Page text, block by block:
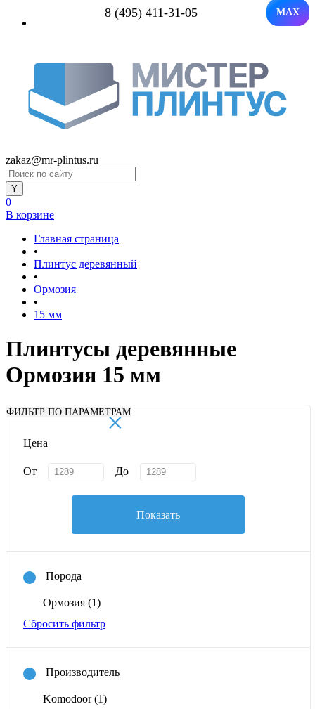
8 (495) 411-31-05 MAX
zakaz@mr-plintus.ru
0
В корзине
Главная страница
•
Плинтус деревянный
•
Ормозия
•
15 мм
Плинтусы деревянные
Ормозия 15 мм
ФИЛЬТР ПО ПАРАМЕТРАМ
×
Цена
От До
Показать
Порода
Ормозия (1)
Сбросить фильтр
Производитель
Komodoor(1)